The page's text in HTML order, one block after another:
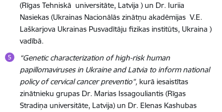
(Rīgas Tehniskā universitāte, Latvija ) un Dr. Iuriia
Nasiekas (Ukrainas Nacionālās zinātņu akadēmijas V.E.
Laškarjova Ukrainas Pusvadītāju fizikas institūts, Ukraina )
vadībā.
“Genetic characterization of high-risk human
papillomaviruses in Ukraine and Latvia to inform national
policy of cervical cancer preventio”, kurā iesaistītas
zinātnieku grupas Dr. Marias Issagouliantis (Rīgas
Stradiņa universitāte, Latvija) un Dr. Elenas Kashubas